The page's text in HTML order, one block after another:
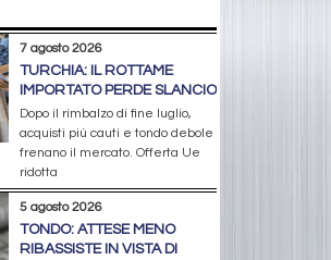
7 agosto 2026
TURCHIA: IL ROTTAME
IMPORTATO PERDE SLANCIO
Dopo il rimbalzo di fine luglio,
acquisti più cauti e tondo debole
frenano il mercato. Offerta Ue
ridotta
5 agosto 2026
TONDO: ATTESE MENO
RIBASSISTE IN VISTA DI